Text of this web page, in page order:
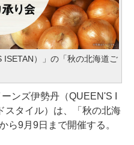
ISETAN）」の「秋の北海道ご
ンズ伊勢丹（QUEEN'S I
スタイル）は、「秋の北海
ら9月9日まで開催する。